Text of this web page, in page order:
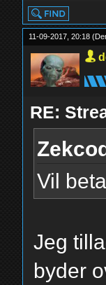
11-09-2017, 20:18
RE:
Vil
Jeg
byder